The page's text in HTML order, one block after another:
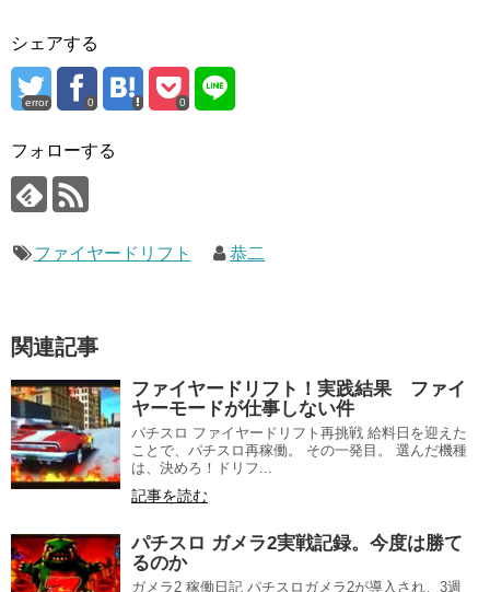
シェアする
error 0 0
フォローする
ファイヤードリフト 恭二
関連記事
ファイヤードリフト！実践結果 ファイ
ヤーモードが仕事しない件
パチスロ ファイヤードリフト再挑戦 給料日を迎えた
ことで、パチスロ再稼働。 その一発目。 選んだ機種
は、決めろ！ドリフ...
記事を読む
パチスロ ガメラ2実戦記録。今度は勝て
るのか
ガメラ2 稼働日記 パチスロガメラ2が導入され、3週